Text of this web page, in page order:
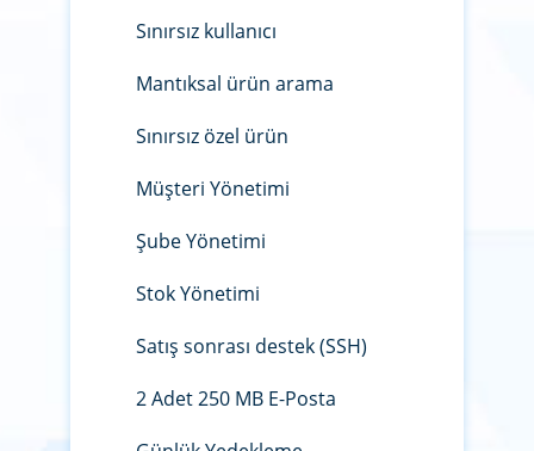
Sınırsız kullanıcı
Mantıksal ürün arama
Sınırsız özel ürün
Müşteri Yönetimi
Şube Yönetimi
Stok Yönetimi
Satış sonrası destek (SSH)
2 Adet 250 MB E-Posta